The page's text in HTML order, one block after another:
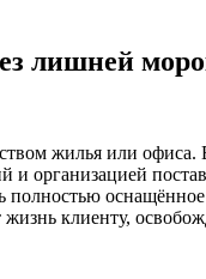
лишней
жилья или
организацией
клиенту,